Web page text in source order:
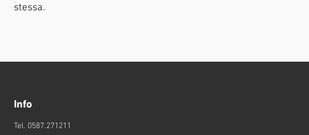
stessa.
Info
Tel. 0587.271211